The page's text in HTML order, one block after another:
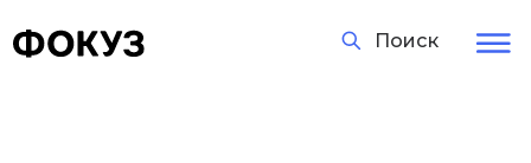
Поиск